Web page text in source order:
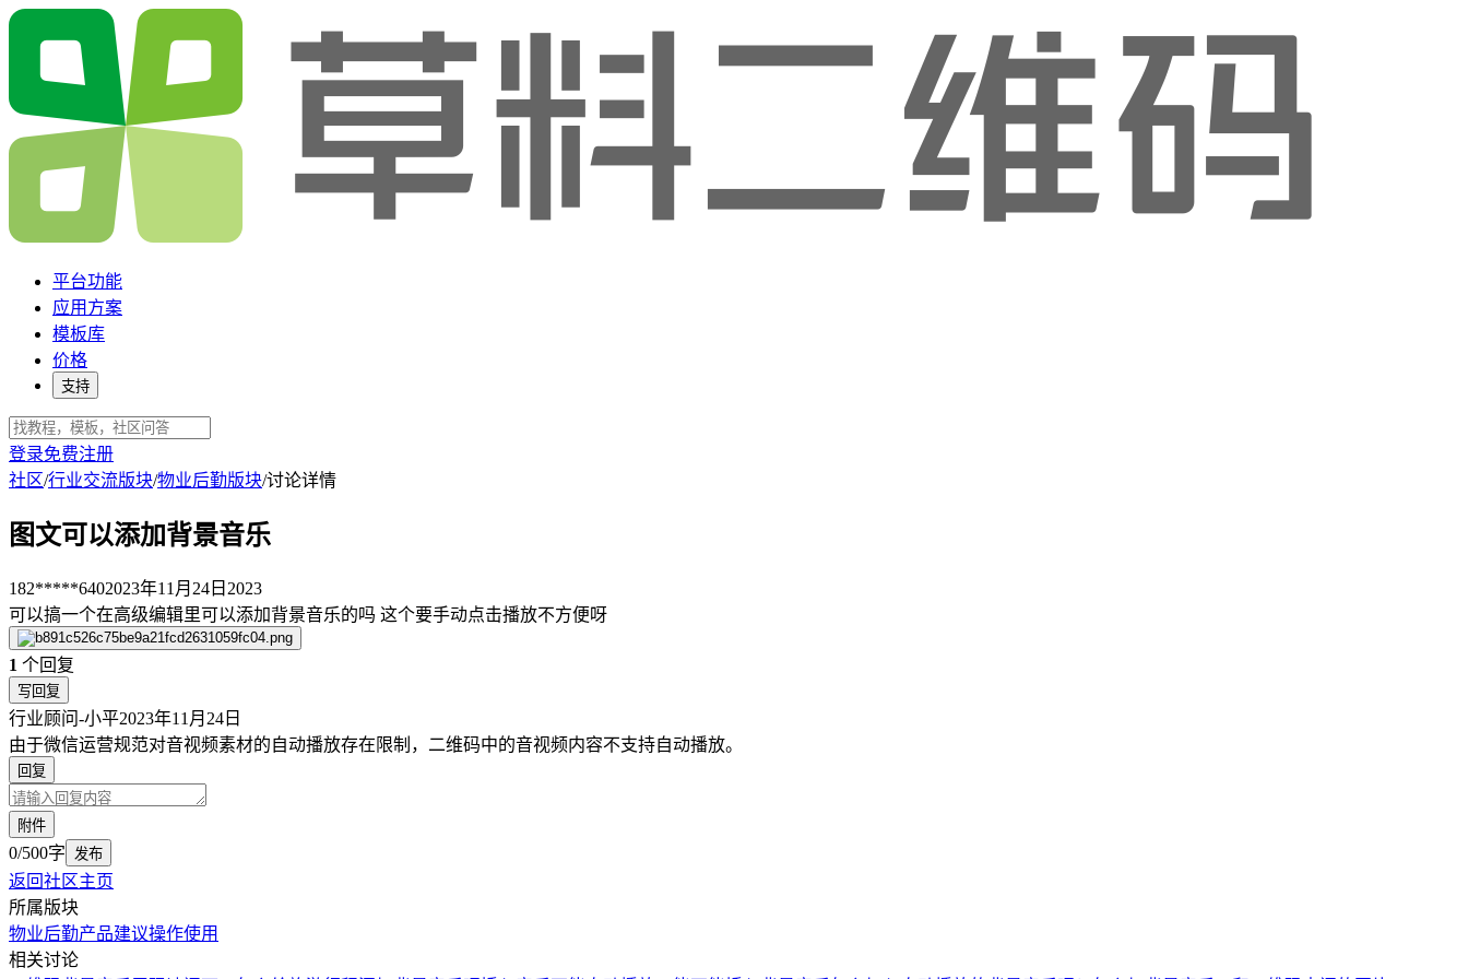
平台功能
应用方案
模板库
价格
支持
登录免费注册
社区/行业交流版块/物业后勤版块/讨论详情
图文可以添加背景音乐
182*****6402023年11月24日 2023
可以搞一个在高级编辑里可以添加背景音乐的吗 这个要手动点击播放不方便呀
1 个回复
写回复
行业顾问-小平2023年11月24日
由于微信运营规范对音视频素材的自动播放存在限制，二维码中的音视频内容不支持自动播放。
回复
附件
0/500字 发布
返回社区主页
所属版块
物业后勤产品建议操作使用
相关讨论